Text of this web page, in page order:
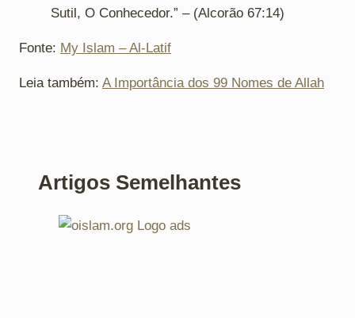
Sutil, O Conhecedor.” – (Alcorão 67:14)
Fonte: My Islam – Al-Latif
Leia também: A Importância dos 99 Nomes de Allah
Artigos Semelhantes